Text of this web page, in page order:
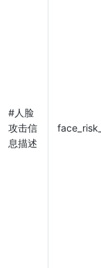
#人脸
攻击信
息描述